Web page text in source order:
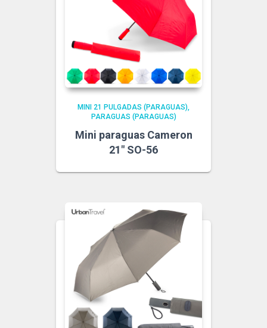
MINI 21 PULGADAS (PARAGUAS)
PARAGUAS (PARAGUAS)
Mini paraguas Cameron
21″ SO-56